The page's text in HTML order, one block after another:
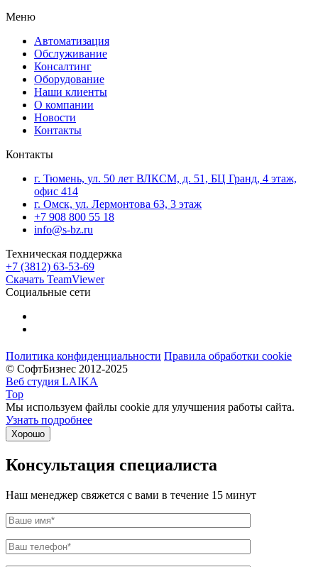
Меню
Автоматизация
Обслуживание
Консалтинг
Оборудование
Наши клиенты
О компании
Новости
Контакты
Контакты
г. Тюмень, ул. 50 лет ВЛКСМ, д. 51, БЦ Гранд, 4 этаж,
офис 414
г. Омск, ул. Лермонтова 63, 3 этаж
+7 908 800 55 18
info@s-bz.ru
Техническая поддержка
+7 (3812) 63-53-69
Скачать TeamViewer
Социальные сети
Политика конфиденциальности Правила обработки cookie
© СофтБизнес 2012-2025
Веб студия LAIKA
Top
Мы используем файлы cookie для улучшения работы сайта.
Узнать подробнее
Хорошо
Консультация специалиста
Наш менеджер свяжется с вами в течение 15 минут